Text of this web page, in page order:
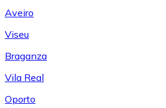
Aveiro
Viseu
Braganza
Vila Real
Oporto